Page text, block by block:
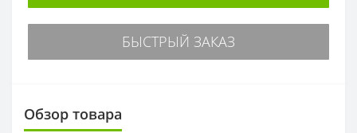
БЫСТРЫЙ ЗАКАЗ
Обзор товара